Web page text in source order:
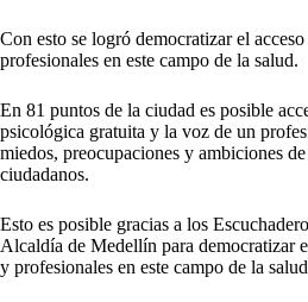
Con esto se logró democratizar el
profesionales en este campo de la salud.
En 81 puntos de la ciudad es posible
psicológica gratuita y la voz de un
miedos, preocupaciones y ambiciones
ciudadanos.
Esto es posible gracias a los
Alcaldía de Medellín para democratizar
y profesionales en este campo de la